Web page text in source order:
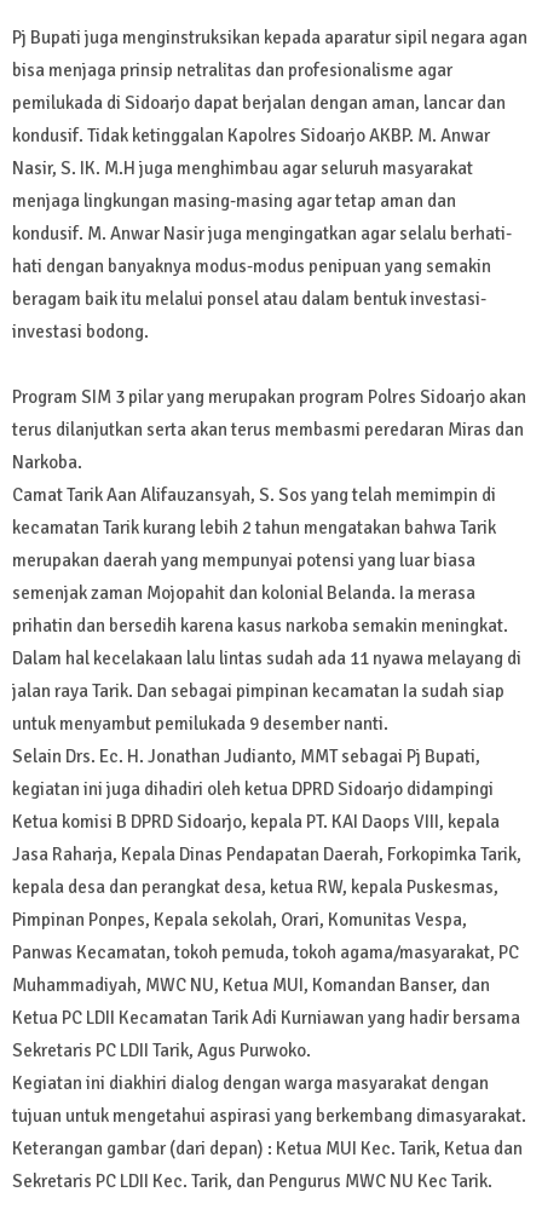
Pj Bupati juga menginstruksikan kepada aparatur sipil negara agan
bisa menjaga prinsip netralitas dan profesionalisme agar
pemilukada di Sidoarjo dapat berjalan dengan aman, lancar dan
kondusif. Tidak ketinggalan Kapolres Sidoarjo AKBP. M. Anwar
Nasir, S. IK. M.H juga menghimbau agar seluruh masyarakat
menjaga lingkungan masing-masing agar tetap aman dan
kondusif. M. Anwar Nasir juga mengingatkan agar selalu berhati-
hati dengan banyaknya modus-modus penipuan yang semakin
beragam baik itu melalui ponsel atau dalam bentuk investasi-
investasi bodong.
Program SIM 3 pilar yang merupakan program Polres Sidoarjo akan
terus dilanjutkan serta akan terus membasmi peredaran Miras dan
Narkoba.
Camat Tarik Aan Alifauzansyah, S. Sos yang telah memimpin di
kecamatan Tarik kurang lebih 2 tahun mengatakan bahwa Tarik
merupakan daerah yang mempunyai potensi yang luar biasa
semenjak zaman Mojopahit dan kolonial Belanda. Ia merasa
prihatin dan bersedih karena kasus narkoba semakin meningkat.
Dalam hal kecelakaan lalu lintas sudah ada 11 nyawa melayang di
jalan raya Tarik. Dan sebagai pimpinan kecamatan Ia sudah siap
untuk menyambut pemilukada 9 desember nanti.
Selain Drs. Ec. H. Jonathan Judianto, MMT sebagai Pj Bupati,
kegiatan ini juga dihadiri oleh ketua DPRD Sidoarjo didampingi
Ketua komisi B DPRD Sidoarjo, kepala PT. KAI Daops VIII, kepala
Jasa Raharja, Kepala Dinas Pendapatan Daerah, Forkopimka Tarik,
kepala desa dan perangkat desa, ketua RW, kepala Puskesmas,
Pimpinan Ponpes, Kepala sekolah, Orari, Komunitas Vespa,
Panwas Kecamatan, tokoh pemuda, tokoh agama/masyarakat, PC
Muhammadiyah, MWC NU, Ketua MUI, Komandan Banser, dan
Ketua PC LDII Kecamatan Tarik Adi Kurniawan yang hadir bersama
Sekretaris PC LDII Tarik, Agus Purwoko.
Kegiatan ini diakhiri dialog dengan warga masyarakat dengan
tujuan untuk mengetahui aspirasi yang berkembang dimasyarakat.
Keterangan gambar (dari depan) : Ketua MUI Kec. Tarik, Ketua dan
Sekretaris PC LDII Kec. Tarik, dan Pengurus MWC NU Kec Tarik.